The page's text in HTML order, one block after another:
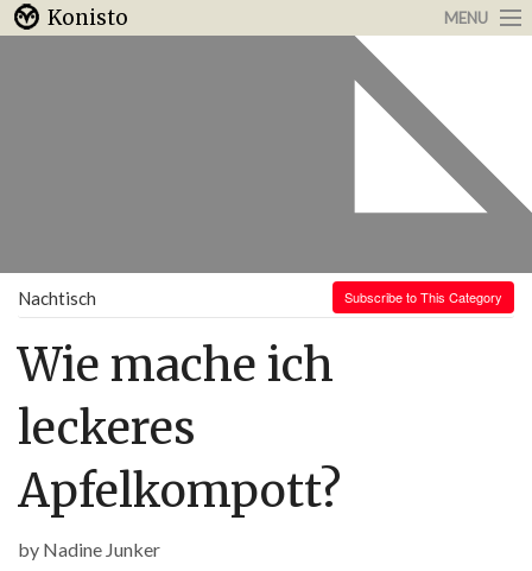
Konisto MENU
Nachtisch Subscribe to This Category
Wie mache ich
leckeres
Apfelkompott?
by Nadine Junker